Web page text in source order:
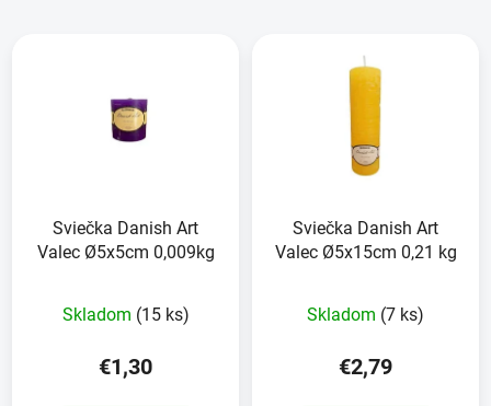
Sviečka Danish Art
Valec Ø5x5cm 0,009kg
Skladom (15 ks)
€1,30
Sviečka Danish Art
Valec Ø5x15cm 0,21 kg
Skladom (7 ks)
€2,79